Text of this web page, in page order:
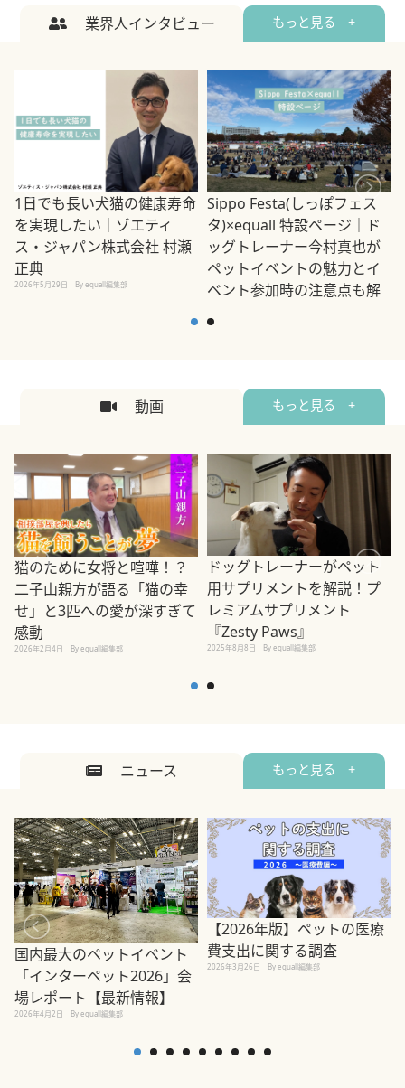
業界人インタビュー もっと見る +
1日でも長い犬猫の健康寿命
を実現したい｜ゾエティ
ス・ジャパン株式会社 村瀬
正典
2026年5月29日 By equall編集部
Sippo Festa(しっぽフェス
タ)×equall 特設ページ｜ド
ッグトレーナー今村真也が
ペットイベントの魅力とイ
ベント参加時の注意点も解
2026年5月12日
動画 もっと見る +
猫のために女将と喧嘩！？
二子山親方が語る「猫の幸
せ」と3匹への愛が深すぎて
感動
2026年2月4日 By equall編集部
ドッグトレーナーがペット
用サプリメントを解説！プ
レミアムサプリメント
『Zesty Paws』
2025年8月8日 By equall編集部
ニュース もっと見る +
国内最大のペットイベント
「インターペット2026」会
場レポート【最新情報】
2026年4月2日 By equall編集部
【2026年版】ペットの医療
費支出に関する調査
2026年3月26日 By equall編集部